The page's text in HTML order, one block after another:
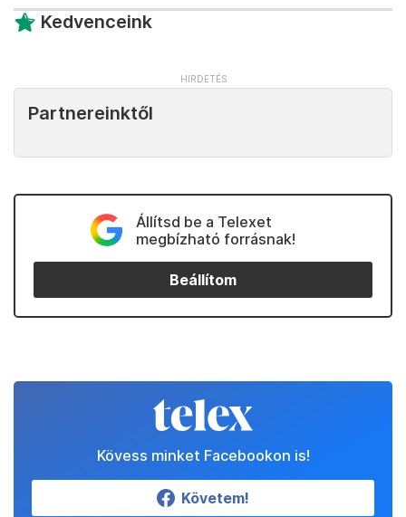
Kedvenceink
Partnereinktől
Állítsd be a Telexet
megbízható forrásnak!
Beállítom
Kövess minket Facebookon is!
Követem!